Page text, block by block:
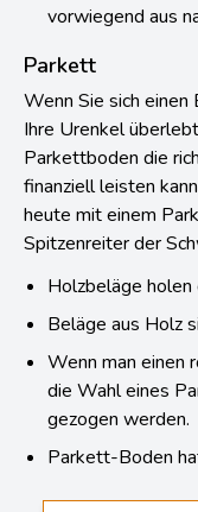
vorwiegend aus
Parkett
Wenn Sie sich einen
Ihre Urenkel
Parkettboden die
finanziell leisten
heute mit einem
Spitzenreiter der
Holzbeläge holen
Beläge aus Holz
Wenn man einen
die Wahl eines
gezogen werden.
Parkett-Boden